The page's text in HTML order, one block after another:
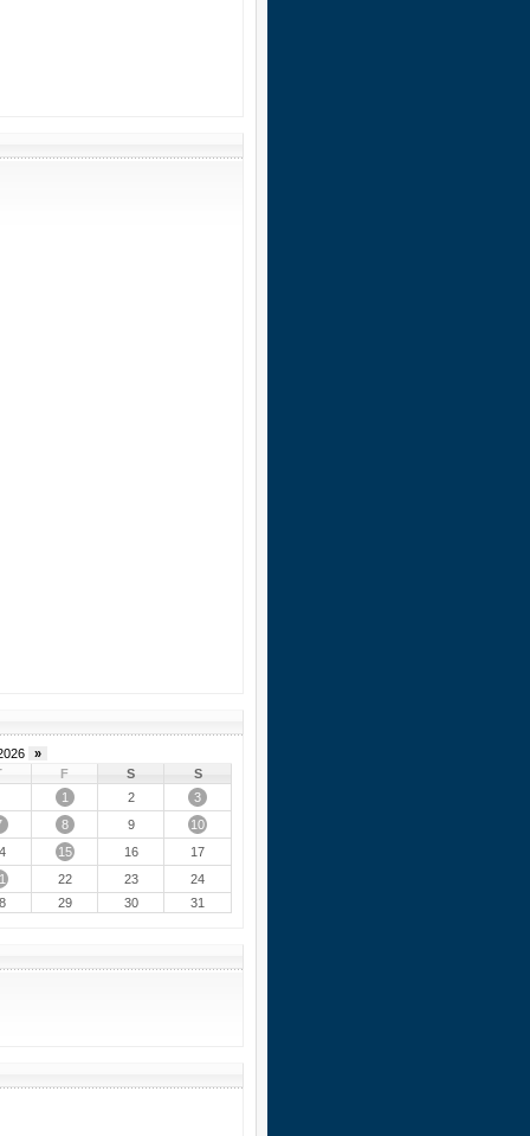
»
F S
S
1
2
3
8 9
10
15 16
17
22 23
24
29 30 31